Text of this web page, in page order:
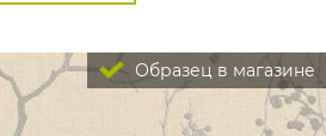
Образец в магазине